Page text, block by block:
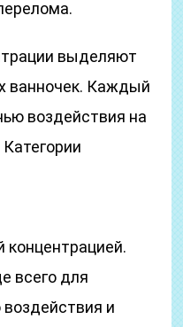
выделяют
ванночек. Каждый
воздействия на
концентрацией.
всего для
воздействия и